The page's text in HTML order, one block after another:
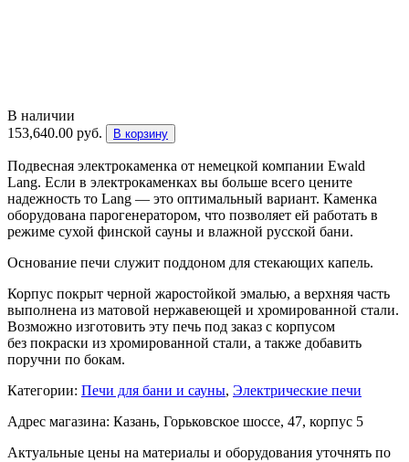
В наличии
153,640.00 руб. В корзину
Подвесная электрокаменка от немецкой компании Ewald
Lang. Если в электрокаменках вы больше всего цените
надежность то Lang — это оптимальный вариант. Каменка
оборудована парогенератором, что позволяет ей работать в
режиме сухой финской сауны и влажной русской бани.
Основание печи служит поддоном для стекающих капель.
Корпус покрыт черной жаростойкой эмалью, а верхняя часть
выполнена из матовой нержавеющей и хромированной стали.
Возможно изготовить эту печь под заказ с корпусом
без покраски из хромированной стали, а также добавить
поручни по бокам.
Категории: Печи для бани и cауны, Электрические печи
Адрес магазина: Казань, Горьковское шоссе, 47, корпус 5
Актуальные цены на материалы и оборудования уточнять по